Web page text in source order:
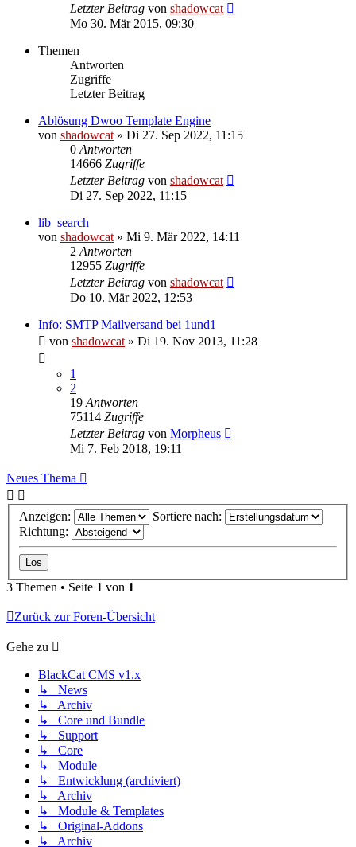
Letzter Beitrag von shadowcat
Mo 30. Mär 2015, 09:30
Themen
Antworten
Zugriffe
Letzter Beitrag
Ablösung Dwoo Template Engine
von shadowcat » Di 27. Sep 2022, 11:15
0 Antworten
14666 Zugriffe
Letzter Beitrag von shadowcat
Di 27. Sep 2022, 11:15
lib_search
von shadowcat » Mi 9. Mär 2022, 14:11
2 Antworten
12955 Zugriffe
Letzter Beitrag von shadowcat
Do 10. Mär 2022, 12:53
Info: SMTP Mailversand bei 1und1
von shadowcat » Di 19. Nov 2013, 11:28
1
2
19 Antworten
75114 Zugriffe
Letzter Beitrag von Morpheus
Mi 7. Feb 2018, 19:11
Neues Thema
Anzeigen:
Sortiere nach:
Richtung:
3 Themen • Seite 1 von 1
Zurück zur Foren-Übersicht
Gehe zu
BlackCat CMS v1.x
↳ News
↳ Archiv
↳ Core und Bundle
↳ Support
↳ Core
↳ Module
↳ Entwicklung (archiviert)
↳ Archiv
↳ Module & Templates
↳ Original-Addons
↳ Archiv